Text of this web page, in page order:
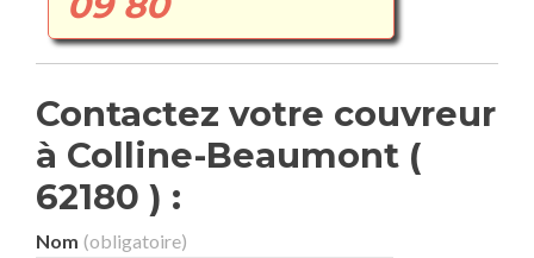
Contactez votre couvreur
à Colline-Beaumont (
62180 ) :
Nom (obligatoire)